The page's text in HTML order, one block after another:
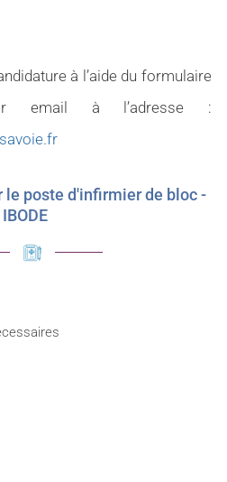
à l’aide du formulaire
email à l’adresse :
le poste d'infirmier de bloc -
IBODE